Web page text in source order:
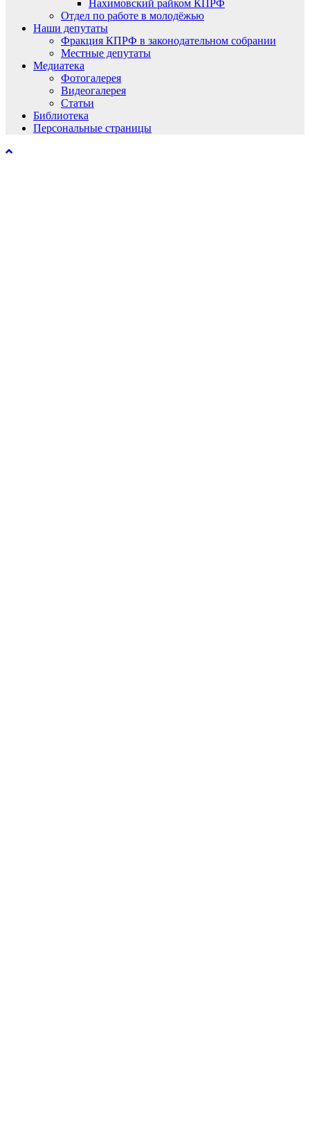
Нахимовский райком КПРФ
Отдел по работе в молодёжью
Наши депутаты
Фракция КПРФ в законодательном собрании
Местные депутаты
Медиатека
Фотогалерея
Видеогалерея
Статьи
Библиотека
Персональные страницы